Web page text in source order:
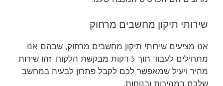
שירותי תיקון מחשבים מרחוק
אנו מציעים שירותי תיקון מחשבים מרחוק, שבהם אנו
מתחילים לעבוד תוך 5 דקות מבקשת הלקוח. זהו שירות
מהיר ויעיל שמאפשר לכם לקבל פתרון לבעיה במחשב
שלכם במהירות ובנוחות.